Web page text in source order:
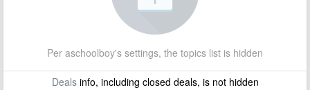
Per aschoolboy's settings, the topics list is hidden
Dealsinfo, including closed deals, is not hidden